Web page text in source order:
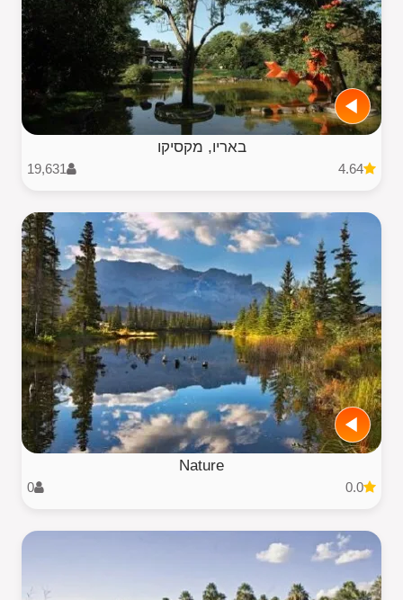
באריו, מקסיקו
4.64
19,631
Nature
0.0
0